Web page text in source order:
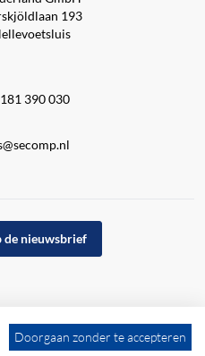
193
390 030
de nieuwsbrief
Doorgaan zonder te accepteren